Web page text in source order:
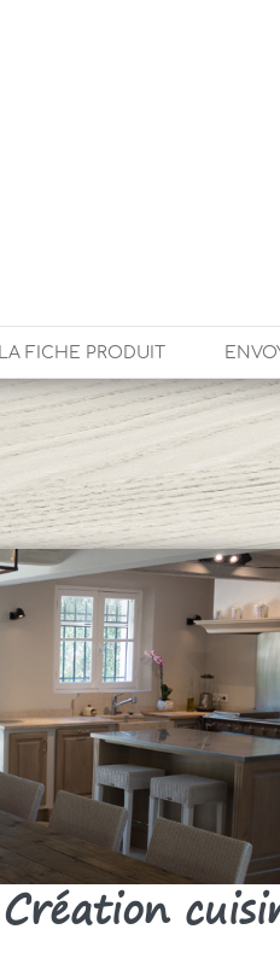
FICHE PRODUIT
Création